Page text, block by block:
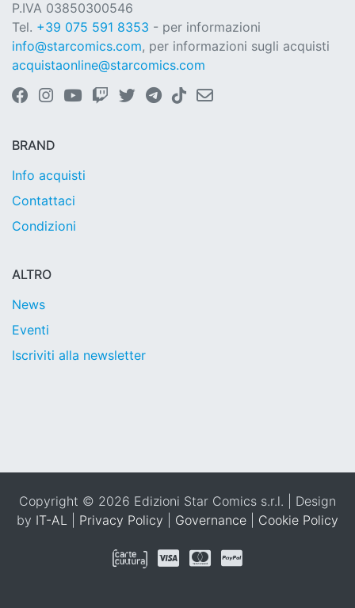
P.IVA 03850300546
Tel. +39 075 591 8353 - per informazioni
info@starcomics.com, per informazioni sugli acquisti
acquistaonline@starcomics.com
BRAND
Info acquisti
Contattaci
Condizioni
ALTRO
News
Eventi
Iscriviti alla newsletter
Copyright © 2026 Edizioni Star Comics s.r.l. | Design
by IT-AL Privacy Policy Governance Cookie Policy